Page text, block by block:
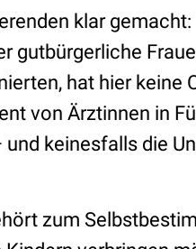
klar
gutbürgerliche
hat hier keine
von Ärztinnen in
keinesfalls die
zum